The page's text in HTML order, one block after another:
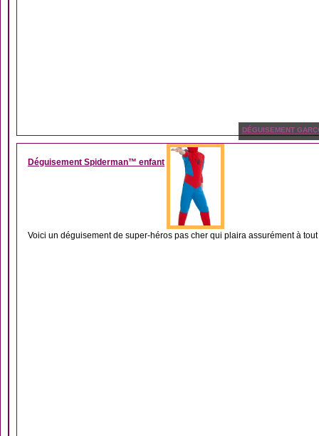
DÉGUISEMENT
Déguisement Spiderman™ enfant
Voici un déguisement de super-héros pas cher qui plaira assurément à